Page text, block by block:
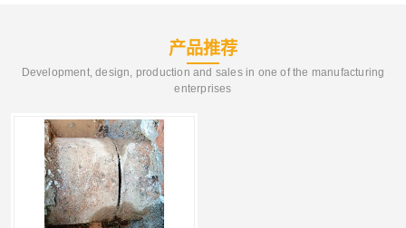
产品推荐
Development, design, production and sales in one of the manufacturing
enterprises